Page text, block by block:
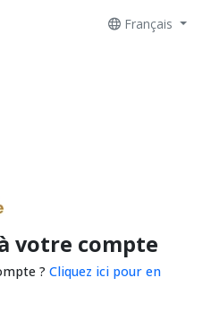
Français
votre compte
? Cliquez ici pour en